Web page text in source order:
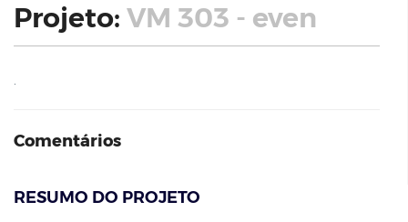
Projeto: VM 303 - even
Comentários
RESUMO DO PROJETO